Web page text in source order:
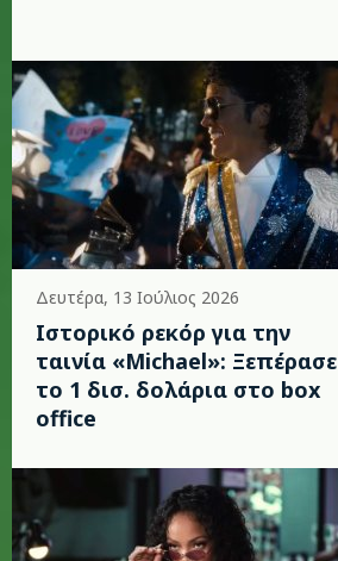
Δευτέρα, 13 Ιούλιος 2026
Ιστορικό ρεκόρ για την
ταινία «Michael»: Ξεπέρασε
το 1 δισ. δολάρια στο box
office